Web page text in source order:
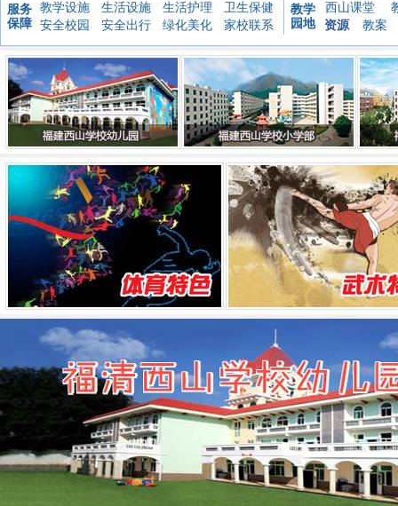
服务
保障
教学设施 生活设施 生活护理
卫生保健
安全校园
安全出行 绿化美化 家校联系
教学
园地
西山课堂
资源
教案